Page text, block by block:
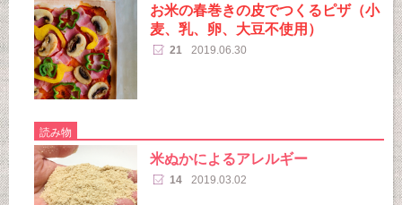
お米の春巻きの皮でつくるピザ（小
麦、乳、卵、大豆不使用）
21 2019.06.30
読み物
米ぬかによるアレルギー
14 2019.03.02